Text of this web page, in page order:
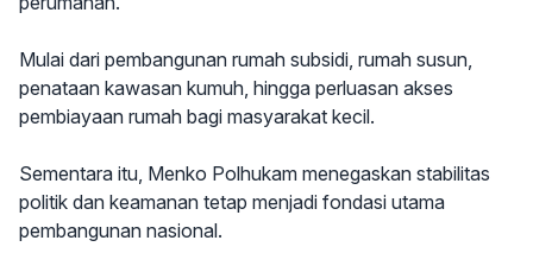
Mulai dari pembangunan rumah subsidi, rumah susun,
penataan kawasan kumuh, hingga perluasan akses
pembiayaan rumah bagi masyarakat kecil.
Sementara itu, Menko Polhukam menegaskan stabilitas
politik dan keamanan tetap menjadi fondasi utama
pembangunan nasional.